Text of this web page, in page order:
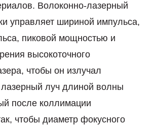
Волоконно-лазерный
управляет шириной импульса,
пиковой мощностью и
высокоточного
чтобы он излучал
луч длиной волны
после коллимации
чтобы диаметр фокусного